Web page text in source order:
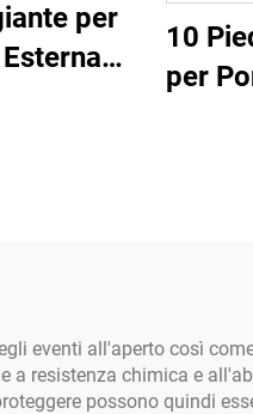
per
10
per
eventi all'aperto così
resistenza chimica e
possono quindi